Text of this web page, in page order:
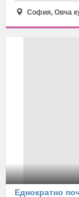
София, Овча
Еднократно